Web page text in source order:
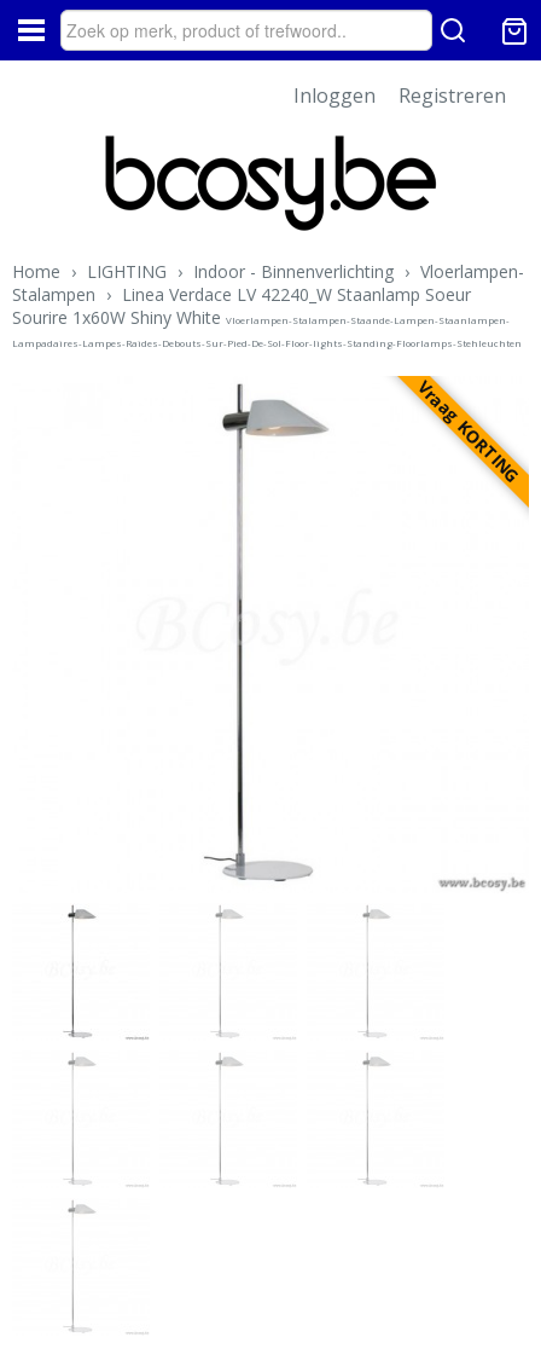
Inloggen Registreren
Home › LIGHTING › Indoor - Binnenverlichting › Vloerlampen-
Stalampen › Linea Verdace LV 42240_W Staanlamp Soeur
Sourire 1x60W Shiny White Vloerlampen-Stalampen-Staande-Lampen-Staanlampen-
Lampadaires-Lampes-Raides-Debouts-Sur-Pied-De-Sol-Floor-lights-Standing-Floorlamps-Stehleuchten
Vraag KORTING